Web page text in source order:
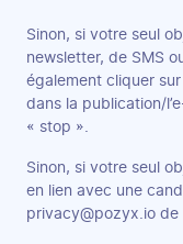
Sinon, si votre seul
newsletter, de SMS
également cliquer
dans la publication/
« stop ».
Sinon, si votre seul
en lien avec une
privacy@pozyx.io de